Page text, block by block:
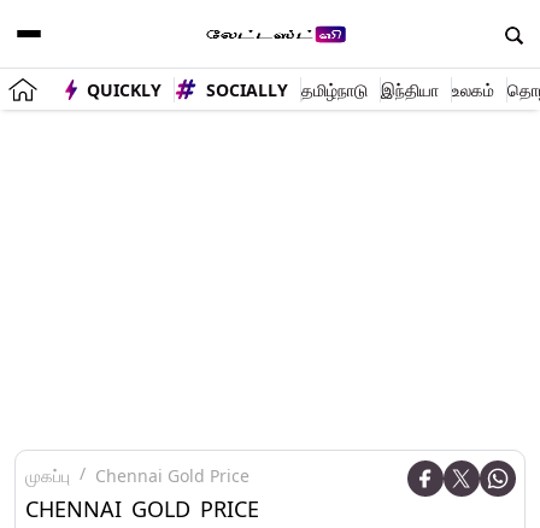
QUICKLY SOCIALLY தமிழ்நாடு இந்தியா உலகம்
முகப்பு Chennai Gold Price
CHENNAI GOLD PRICE